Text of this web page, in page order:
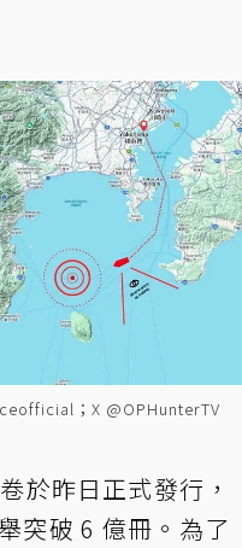
；X @OPHunterTV
於昨日正式發行，
突破 6 億冊。為了